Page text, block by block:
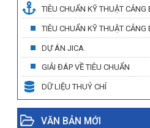
TIÊU CHUẨN KỸ THUẬT CẢNG
TIÊU CHUẨN KỸ THUẬT CẢNG
DỰ ÁN JICA
GIẢI ĐÁP VỀ TIÊU CHUẨN
DỮ LIỆU THUỶ CHÍ
VĂN BẢN MỚI